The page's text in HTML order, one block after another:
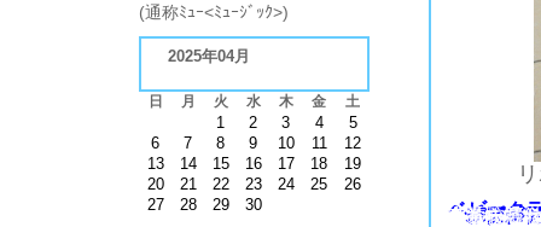
(通称ﾐｭｰ<ﾐｭｰｼﾞｯｸ>)
2025年04月
日 月 火 水 木 金 土
1 2 3 4
5
6
7 8 9 10 11
12
13
14 15 16 17 18
19
20
21 22 23 24 25
26
27
28 29 30 ベビーク
・パピー
・ジュニ
・ヤング
：生後１５ヶ月以上、２４ヶ月未満 ←悟空のク
・アダル
・チャン
：生後９ヶ月以上でチャンピオン資格取得犬
ショーではジュニアクラス以上が同じ土俵というか、ビーグルでの一番を競
小学校高学年くらいの子がハン